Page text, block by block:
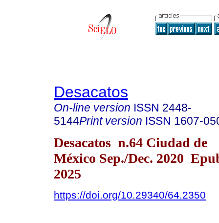
Desacatos
On-line version ISSN 2448-
5144Print version ISSN 1607-
Desacatos n.64 Ciudad de
México Sep./Dec. 2020
2025
https://doi.org/10.29340/64.2350